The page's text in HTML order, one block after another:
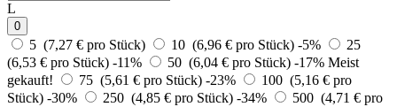
L
0
5 (7,27 € pro Stück) 10 (6,96 € pro Stück) -5%
25
(6,53 € pro Stück) -11% 50 (6,04 € pro Stück) -17% Meist
gekauft!
75 (5,61 € pro Stück) -23%
100 (5,16 € pro
Stück) -30% 250 (4,85 € pro Stück) -34%
500 (4,71 € pro